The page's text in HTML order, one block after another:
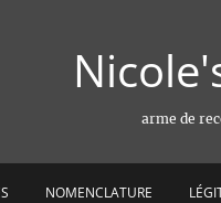
arme de
NOMENCLATURE